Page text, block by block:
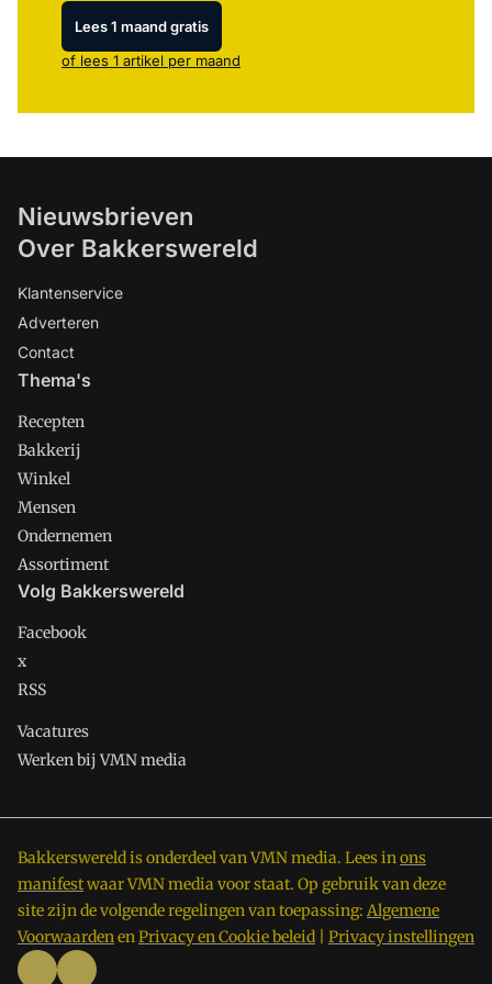
Lees 1 maand gratis
of lees 1 artikel per maand
Nieuwsbrieven
Over Bakkerswereld
Klantenservice
Adverteren
Contact
Thema's
Recepten
Bakkerij
Winkel
Mensen
Ondernemen
Assortiment
Volg Bakkerswereld
Facebook
x
RSS
Vacatures
Werken bij VMN media
Bakkerswereld is onderdeel van VMN media. Lees inons
manifestwaar VMN media voor staat. Op gebruik van deze
site zijn de volgende regelingen van toepassing: Algemene
VoorwaardenenPrivacy en Cookie beleid Privacy instellingen